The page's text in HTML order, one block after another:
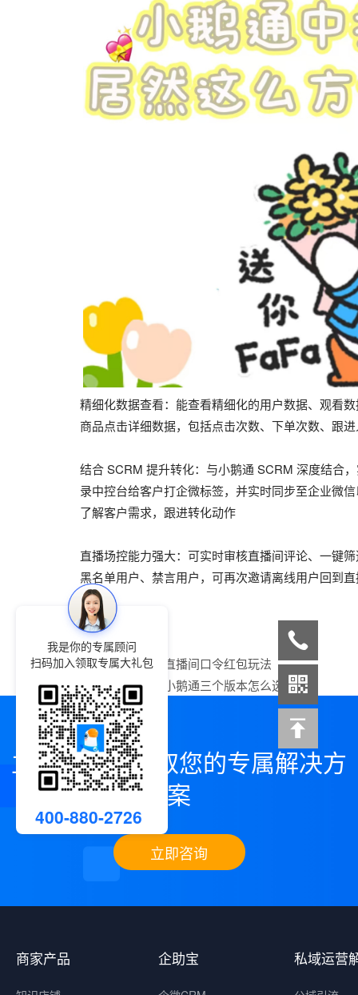
精细化数据查看：能查看精细化的用户数据、观看
商品点击详细数据，包括点击次数、下单次数、跟
结合 SCRM 提升转化：与小鹅通 SCRM 深度结合
录中控台给客户打企微标签，并实时同步至企业微
了解客户需求，跟进转化动作
直播场控能力强大：可实时审核直播间评论、一键
黑名单用户、禁言用户，可再次邀请离线用户回到
上一篇：小鹅通直播间口令红包玩法
下一篇：详细版小鹅通三个版本怎么选
立即咨询，领取您的专属解决方
案
立即咨询
商家产品 企助宝 私域运营
我是你的专属顾问
扫码加入领取专属大礼包
400-880-2726